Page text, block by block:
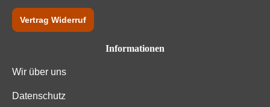
Vertrag Widerruf
Informationen
Wir über uns
Datenschutz